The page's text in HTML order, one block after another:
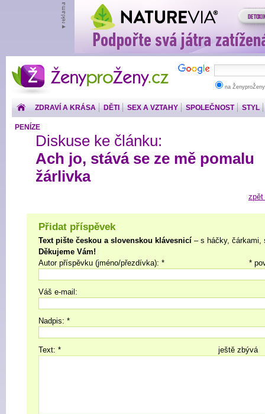
ŽenyproŽeny.cz
na
ZDRAVÍ A KRÁSA DĚTI SEX A VZTAHY SPOLEČNOST STYL
PENÍZE
Diskuse ke článku:
Ach jo, stává se ze mě pomalu
žárlivka
zpět
Přidat příspěvek
Text pište českou a slovenskou klávesnicí – s háčky, čárkami,
Děkujeme Vám!
*
Autor příspěvku (jméno/přezdívka): *
Váš e-mail:
Nadpis: *
ještě zbývá
Text: *